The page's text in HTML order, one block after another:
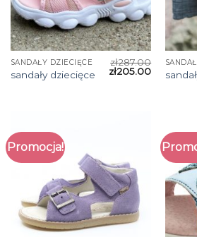
SANDAŁY DZIECIĘCE
sandały dziecięce
zł287.00
zł205.00
Promocja!